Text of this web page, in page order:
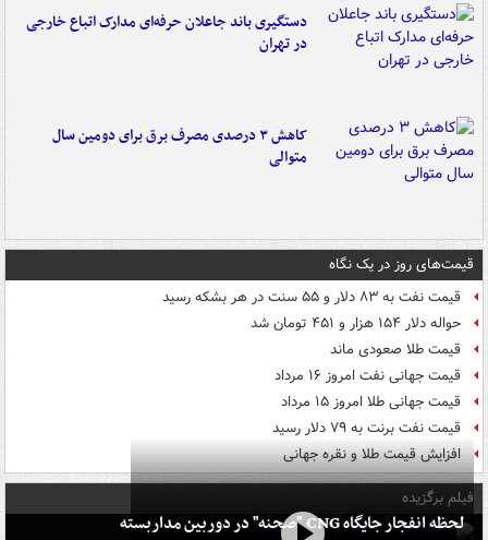
دستگیری باند جاعلان حرفه‌ای مدارک اتباع خارجی
در تهران
کاهش ۳ درصدی مصرف برق برای دومین سال
متوالی
قیمت‌های روز در یک نگاه
قیمت نفت به ۸۳ دلار و ۵۵ سنت در هر بشکه رسید
حواله دلار ۱۵۴ هزار و ۴۵۱ تومان شد
قیمت طلا صعودی ماند
قیمت جهانی نفت امروز ۱۶ مرداد
قیمت جهانی طلا امروز ۱۵ مرداد
قیمت نفت برنت به ۷۹ دلار رسید
افزایش قیمت طلا و نقره جهانی
فیلم برگزیده
لحظه انفجار جایگاه CNG "صحنه" در دوربین مداربسته